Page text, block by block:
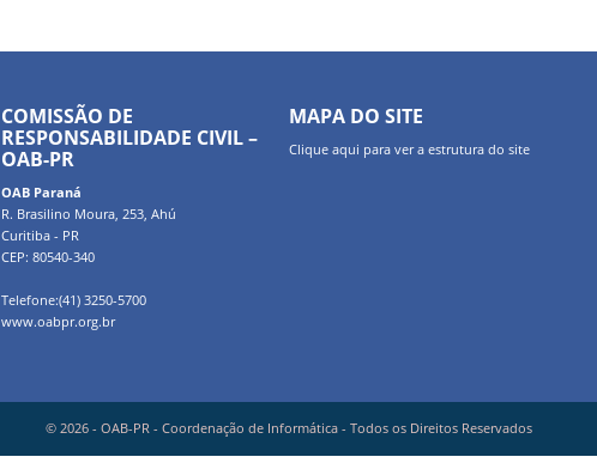
COMISSÃO DE
RESPONSABILIDADE CIVIL –
OAB-PR
OAB Paraná
R. Brasilino Moura, 253, Ahú
Curitiba - PR
CEP: 80540-340
Telefone:(41) 3250-5700
www.oabpr.org.br
MAPA DO SITE
Clique aqui para ver a estrutura do site
© 2026 - OAB-PR - Coordenação de Informática - Todos os Direitos Reservados